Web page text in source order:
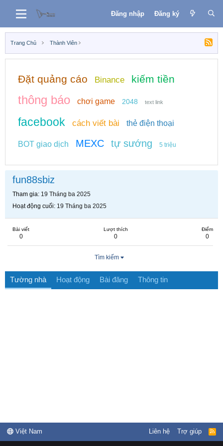
Đăng nhập Đăng ký
Trang Chủ Thành Viên
Đặt quảng cáo Binance kiếm tiền
thông báo chơi game 2048 text link
facebook cách viết bài thẻ điện thoại
BOT giao dịch MEXC tự sướng 5 triệu
fun88sbiz
Tham gia 19 Tháng ba 2025
Hoạt động cuối 19 Tháng ba 2025
Bài viết
0
Lượt thích
0
Điểm
0
Tìm kiếm
Tường nhà Hoạt động Bài đăng Thông tin
Việt Nam Liên hệ Trợ giúp
R